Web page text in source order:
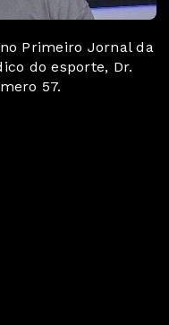
Primeiro Jornal da
do esporte, Dr.
57.